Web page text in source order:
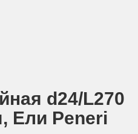
d24/L270
Eли Peneri